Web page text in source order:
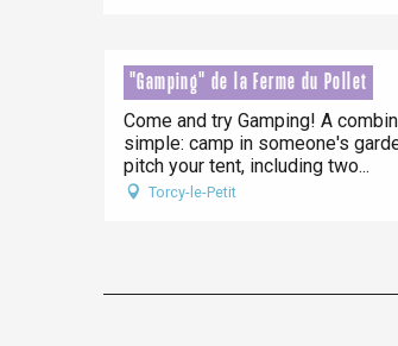
"Gamping" de la Ferme du Pollet
Come and try Gamping! A
simple: camp in someone's
pitch your tent, including two...
Torcy-le-Petit